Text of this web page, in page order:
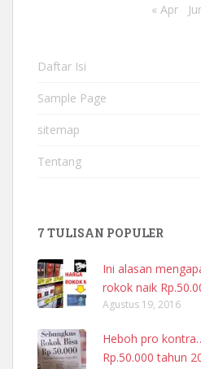
« Apr
Daftar Isi
Sample Page
sitemap
Tentang
7 TULISAN POPULER
Ini alasan
rokok naik
Agustus 19, 2016
Heboh pro
Rp.50.000 tahun